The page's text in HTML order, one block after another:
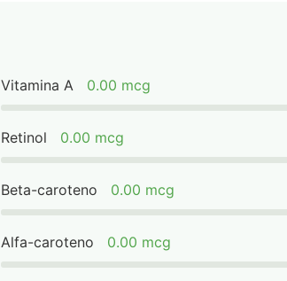
Vitamina A 0.00 mcg
Retinol 0.00 mcg
Beta-caroteno 0.00 mcg
Alfa-caroteno 0.00 mcg